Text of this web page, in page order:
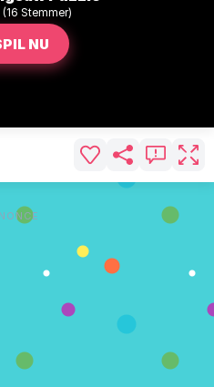
(16 Stemmer)
NU